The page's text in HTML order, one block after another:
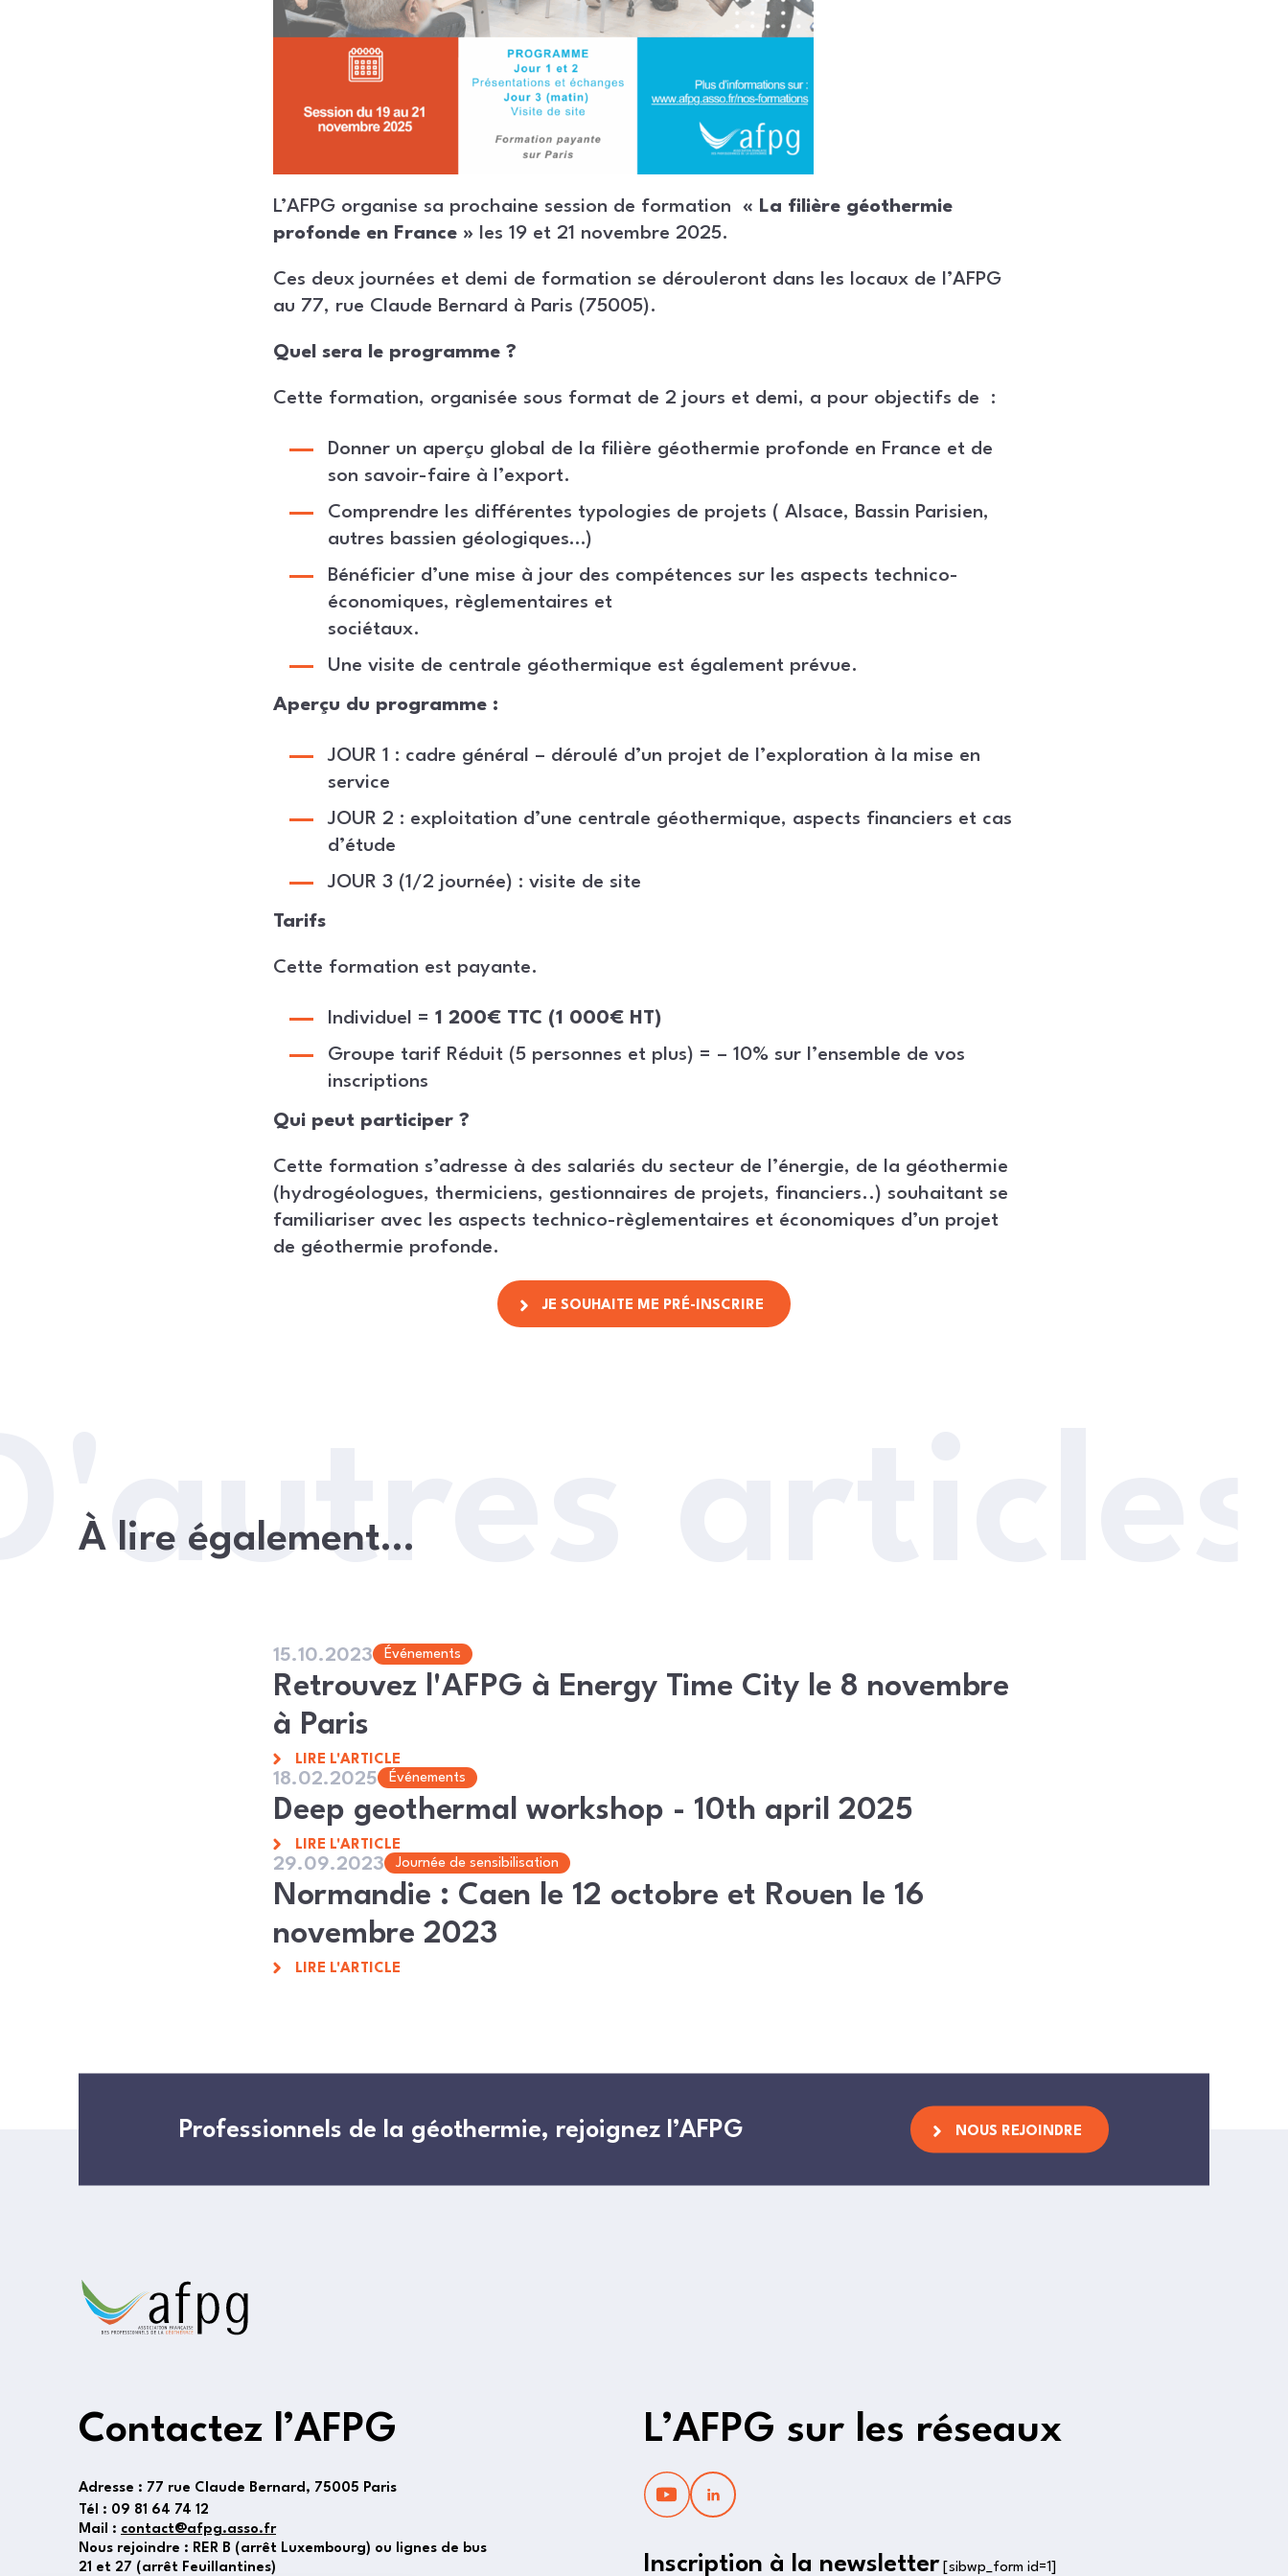
L’AFPG organise sa prochaine session de formation « La filière géothermie
profonde en France » les 19 et 21 novembre 2025.
Ces deux journées et demi de formation se dérouleront dans les locaux de l’AFPG
au 77, rue Claude Bernard à Paris (75005).
Quel sera le programme ?
Cette formation, organisée sous format de 2 jours et demi, a pour objectifs de :
Donner un aperçu global de la filière géothermie profonde en France et de
son savoir-faire à l’export.
Comprendre les différentes typologies de projets ( Alsace, Bassin Parisien,
autres bassien géologiques…)
Bénéficier d’une mise à jour des compétences sur les aspects technico-
économiques, règlementaires et
sociétaux.
Une visite de centrale géothermique est également prévue.
Aperçu du programme :
JOUR 1 : cadre général – déroulé d’un projet de l’exploration à la mise en
service
JOUR 2 : exploitation d’une centrale géothermique, aspects financiers et cas
d’étude
JOUR 3 (1/2 journée) : visite de site
Tarifs
Cette formation est payante.
Individuel = 1 200€ TTC (1 000€ HT)
Groupe tarif Réduit (5 personnes et plus) = – 10% sur l’ensemble de vos
inscriptions
Qui peut participer ?
Cette formation s’adresse à des salariés du secteur de l’énergie, de la géothermie
(hydrogéologues, thermiciens, gestionnaires de projets, financiers..) souhaitant se
familiariser avec les aspects technico-règlementaires et économiques d’un projet
de géothermie profonde.
JE SOUHAITE ME PRÉ-INSCRIRE
articles
À lire également…
15.10.2023 Événements
Retrouvez l'AFPG à Energy Time City le 8 novembre
à Paris
LIRE L'ARTICLE
18.02.2025 Événements
Deep geothermal workshop - 10th april 2025
LIRE L'ARTICLE
29.09.2023 Journée de sensibilisation
Normandie : Caen le 12 octobre et Rouen le 16
novembre 2023
LIRE L'ARTICLE
Professionnels de la géothermie, rejoignez l’AFPG NOUS REJOINDRE
Contactez l’AFPG
Adresse : 77 rue Claude Bernard, 75005 Paris
Tél : 09 81 64 74 12
Mail : contact@afpg.asso.fr
Nous rejoindre : RER B (arrêt Luxembourg) ou lignes de bus
21 et 27 (arrêt Feuillantines)
L’AFPG sur les réseaux
Inscription à la newsletter [sibwp_form id=1]